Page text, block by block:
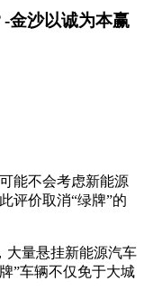
金沙以诚为本赢
能不会考虑新能源
评价取消“绿牌”的
大量悬挂新能源汽车
”车辆不仅免于大城